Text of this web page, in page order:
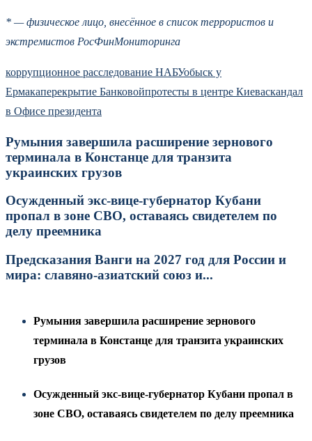
* — физическое лицо, внесённое в список террористов и
экстремистов РосФинМониторинга
коррупционное расследование НАБУобыск у
Ермакаперекрытие Банковойпротесты в центре Киеваскандал
в Офисе президента
Румыния завершила расширение зернового
терминала в Констанце для транзита
украинских грузов
Осужденный экс-вице-губернатор Кубани
пропал в зоне СВО, оставаясь свидетелем по
делу преемника
Предсказания Ванги на 2027 год для России и
мира: славяно-азиатский союз и...
Румыния завершила расширение зернового
терминала в Констанце для транзита украинских
грузов
Осужденный экс-вице-губернатор Кубани пропал в
зоне СВО, оставаясь свидетелем по делу преемника